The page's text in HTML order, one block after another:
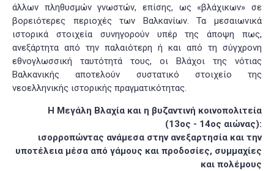
άλλων πληθυσμών γνωστών, επίσης, ως «βλάχικων» σε
βορειότερες περιοχές των Βαλκανίων. Τα μεσαιωνικά
ιστορικά στοιχεία συνηγορούν υπέρ της άποψη πως,
ανεξάρτητα από την παλαιότερη ή και από τη σύγχρονη
εθνογλωσσική ταυτότητά τους, οι Βλάχοι της νότιας
Βαλκανικής αποτελούν συστατικό στοιχείο της
νεοελληνικής ιστορικής πραγματικότητας.
Η Μεγάλη Βλαχία και η βυζαντινή κοινοπολιτεία
(13ος - 14ος αιώνας):
ισορροπώντας ανάμεσα στην ανεξαρτησία και την
υποτέλεια μέσα από γάμους και προδοσίες, συμμαχίες
και πολέμους